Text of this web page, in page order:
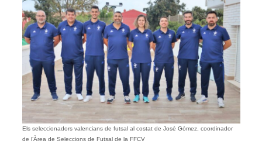
Els seleccionadors valencians de futsal al costat de José Gómez, coordinador
de l’Àrea de Seleccions de Futsal de la FFCV